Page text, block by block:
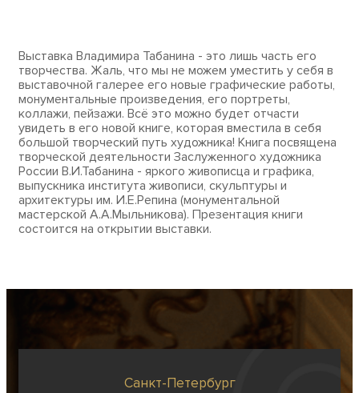
Выставка Владимира Табанина - это лишь часть его
творчества. Жаль, что мы не можем уместить у себя в
выставочной галерее его новые графические работы,
монументальные произведения, его портреты,
коллажи, пейзажи. Всё это можно будет отчасти
увидеть в его новой книге, которая вместила в себя
большой творческий путь художника! Книга посвящена
творческой деятельности Заслуженного художника
России В.И.Табанина - яркого живописца и графика,
выпускника института живописи, скульптуры и
архитектуры им. И.Е.Репина (монументальной
мастерской А.А.Мыльникова). Презентация книги
состоится на открытии выставки.
Санкт-Петербург